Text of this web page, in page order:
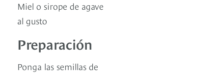
Miel o sirope de agave
al gusto
Preparación
Ponga las semillas de